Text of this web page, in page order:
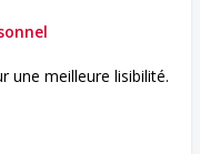
une meilleure lisibilité.